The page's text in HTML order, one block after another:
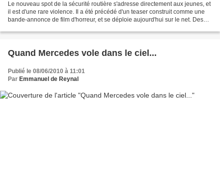
Le nouveau spot de la sécurité routière s'adresse directement aux jeunes, et
il est d'une rare violence. Il a été précédé d'un teaser construit comme une
bande-annonce de film d'horreur, et se déploie aujourd'hui sur le net. Des
Quand Mercedes vole dans le ciel...
Publié le 08/06/2010 à 11:01
Par Emmanuel de Reynal